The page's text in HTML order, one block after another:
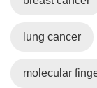
lung cancer
molecular